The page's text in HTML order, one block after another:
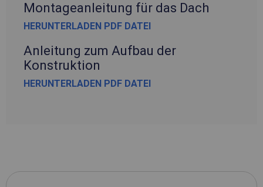
Montageanleitung für das Dach
HERUNTERLADEN PDF DATEI
Anleitung zum Aufbau der
Konstruktion
HERUNTERLADEN PDF DATEI